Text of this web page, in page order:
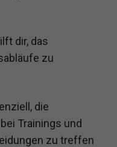
dir, das
zu
die
Trainings und
zu treffen